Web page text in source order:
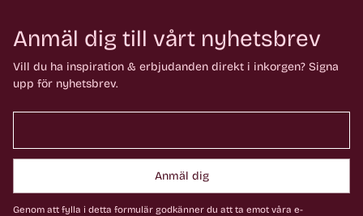
Anmäl dig till vårt nyhetsbrev
Vill du ha inspiration & erbjudanden direkt i inkorgen? Signa
upp för nyhetsbrev.
Anmäl dig
Genom att fylla i detta formulär godkänner du att ta emot våra e-